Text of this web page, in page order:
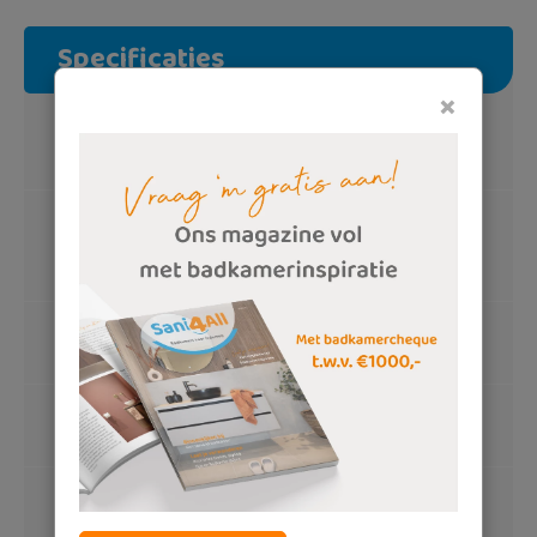
×
Specificaties
Softclose laden, push-to-open
Wasbak
Keramische wasbak, luxe clickwastes,
mat zwart
Luxe spiegel
Ledverlichting, verwarming
Wastafelkranen
Blaauw Sanitair, inbouw, mat zwart
Complete toiletset